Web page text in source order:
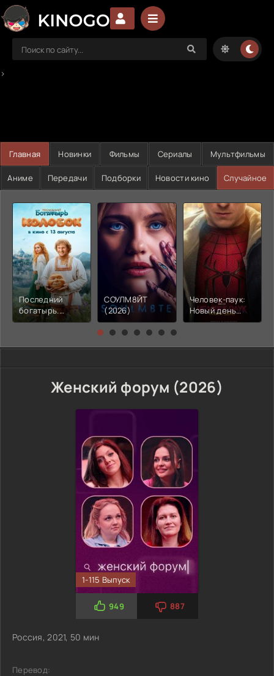
>
Главная Новинки Фильмы Сериалы Мультфильмы
Аниме Передачи Подборки Новости кино Случайное
Последний
богатырь.
Колобок (2026)
СОУЛМ8ЙТ
(2026)
Человек-паук:
Новый день
(2026)
Женский форум (2026)
1-115 Выпуск
949 887
Россия, 2021, 50 мин
Перевод: